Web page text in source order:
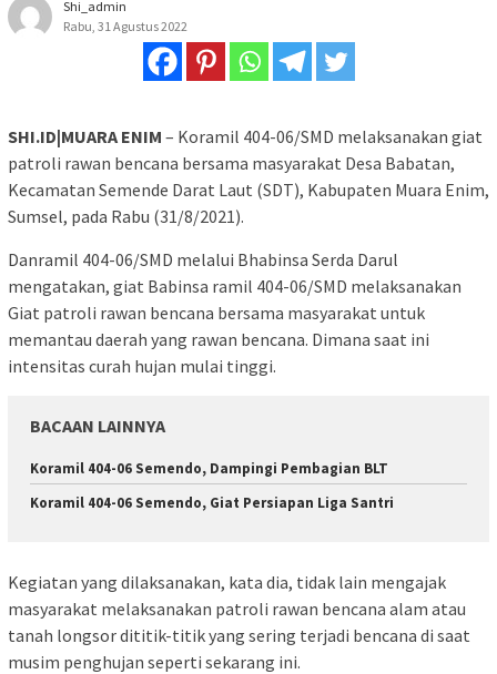
Shi_admin
Rabu, 31 Agustus 2022
SHI.ID|MUARA ENIM – Koramil 404-06/SMD melaksanakan giat
patroli rawan bencana bersama masyarakat Desa Babatan,
Kecamatan Semende Darat Laut (SDT), Kabupaten Muara Enim,
Sumsel, pada Rabu (31/8/2021).
Danramil 404-06/SMD melalui Bhabinsa Serda Darul
mengatakan, giat Babinsa ramil 404-06/SMD melaksanakan
Giat patroli rawan bencana bersama masyarakat untuk
memantau daerah yang rawan bencana. Dimana saat ini
intensitas curah hujan mulai tinggi.
BACAAN LAINNYA
Koramil 404-06 Semendo, Dampingi Pembagian BLT
Koramil 404-06 Semendo, Giat Persiapan Liga Santri
Kegiatan yang dilaksanakan, kata dia, tidak lain mengajak
masyarakat melaksanakan patroli rawan bencana alam atau
tanah longsor dititik-titik yang sering terjadi bencana di saat
musim penghujan seperti sekarang ini.